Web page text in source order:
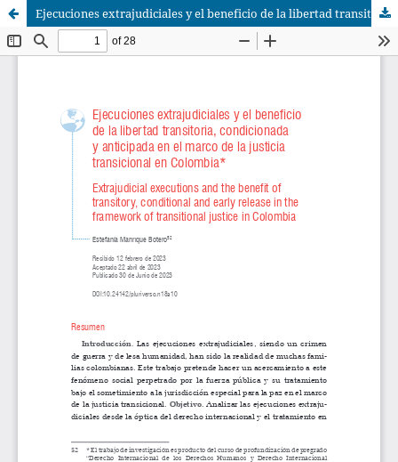
Ejecuciones extrajudiciales y el beneficio de la libertad transitoria, condicionada y anticipada en el marco de la justicia transicional en Colombia